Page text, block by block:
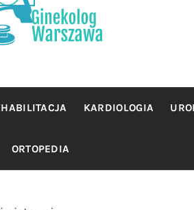
oraz leczeniem chorob
KARDIOLOGIA
ORTOPEDIA